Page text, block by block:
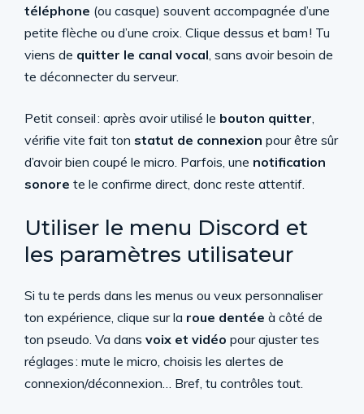
téléphone (ou casque) souvent accompagnée d’une
petite flèche ou d’une croix. Clique dessus et bam ! Tu
viens de quitter le canal vocal, sans avoir besoin de
te déconnecter du serveur.
Petit conseil : après avoir utilisé le bouton quitter,
vérifie vite fait ton statut de connexion pour être sûr
d’avoir bien coupé le micro. Parfois, une notification
sonore te le confirme direct, donc reste attentif.
Utiliser le menu Discord et
les paramètres utilisateur
Si tu te perds dans les menus ou veux personnaliser
ton expérience, clique sur la roue dentée à côté de
ton pseudo. Va dans voix et vidéo pour ajuster tes
réglages : mute le micro, choisis les alertes de
connexion/déconnexion… Bref, tu contrôles tout.